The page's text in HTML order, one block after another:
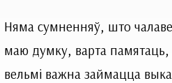
Няма сумненняў, што
маю думку, варта памятаць,
вельмі важна займацца